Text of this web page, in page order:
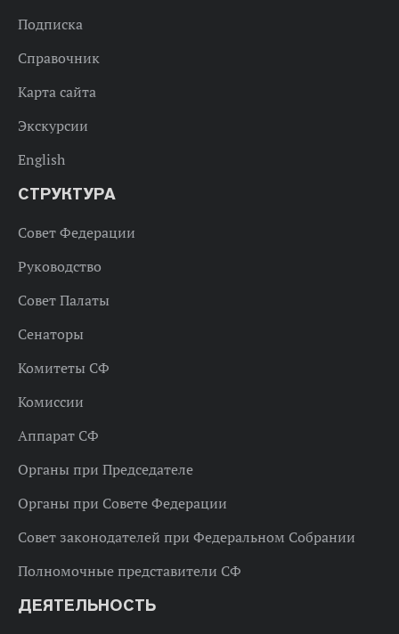
Подписка
Справочник
Карта сайта
Экскурсии
English
СТРУКТУРА
Совет Федерации
Руководство
Совет Палаты
Сенаторы
Комитеты СФ
Комиссии
Аппарат СФ
Органы при Председателе
Органы при Совете Федерации
Совет законодателей при Федеральном Собрании
Полномочные представители СФ
ДЕЯТЕЛЬНОСТЬ